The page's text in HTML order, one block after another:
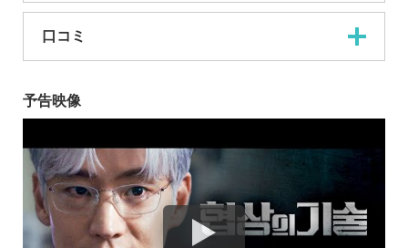
口コミ
予告映像